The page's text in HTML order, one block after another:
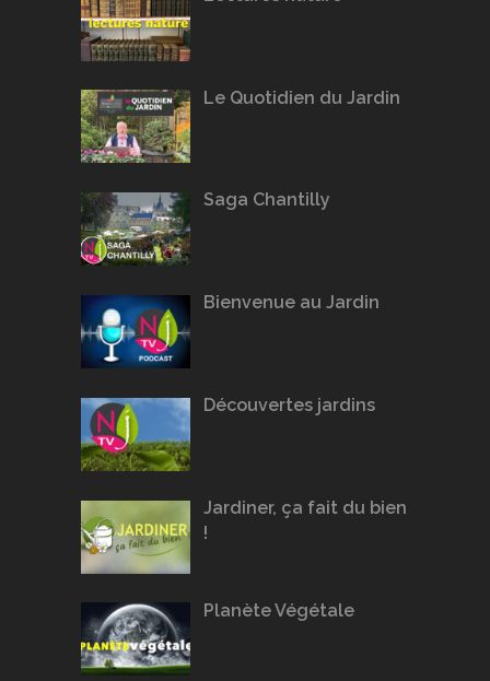
Le Quotidien du Jardin
Saga Chantilly
Bienvenue au Jardin
Découvertes jardins
Jardiner, ça fait du bien
!
Planète Végétale